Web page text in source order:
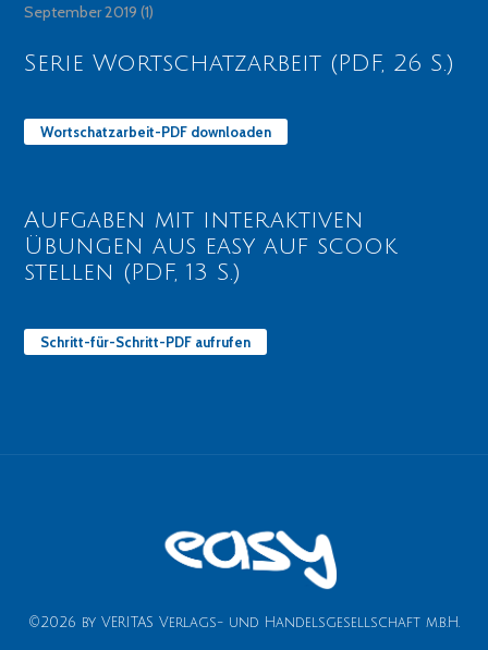
September 2019 (1)
Serie Wortschatzarbeit (PDF, 26 S.)
Wortschatzarbeit-PDF downloaden
Aufgaben mit interaktiven
Übungen aus easy auf scook
stellen (PDF, 13 S.)
Schritt-für-Schritt-PDF aufrufen
©2026 by VERITAS Verlags- und Handelsgesellschaft m.b.H.